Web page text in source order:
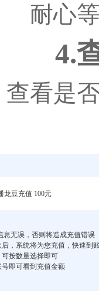
耐心
4.
查看是
龙豆充值 100元
息无误，否则将造成充值错误
，系统将为您充值，快速到
按数量选择即可
即可看到充值金额